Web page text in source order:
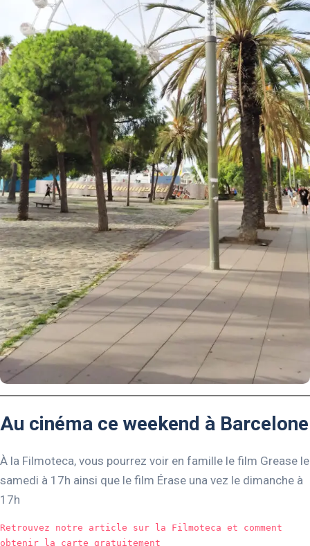
Au cinéma ce weekend à Barcelone
À la Filmoteca, vous pourrez voir en famille le film Grease le
samedi à 17h ainsi que le film Érase una vez le dimanche à
17h
Retrouvez notre article sur la Filmoteca et comment
obtenir la carte gratuitement